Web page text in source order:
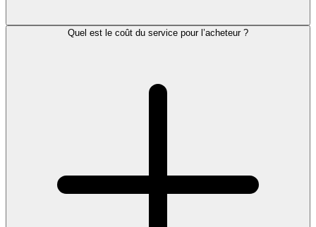
Quel est le coût du service pour l’acheteur ?